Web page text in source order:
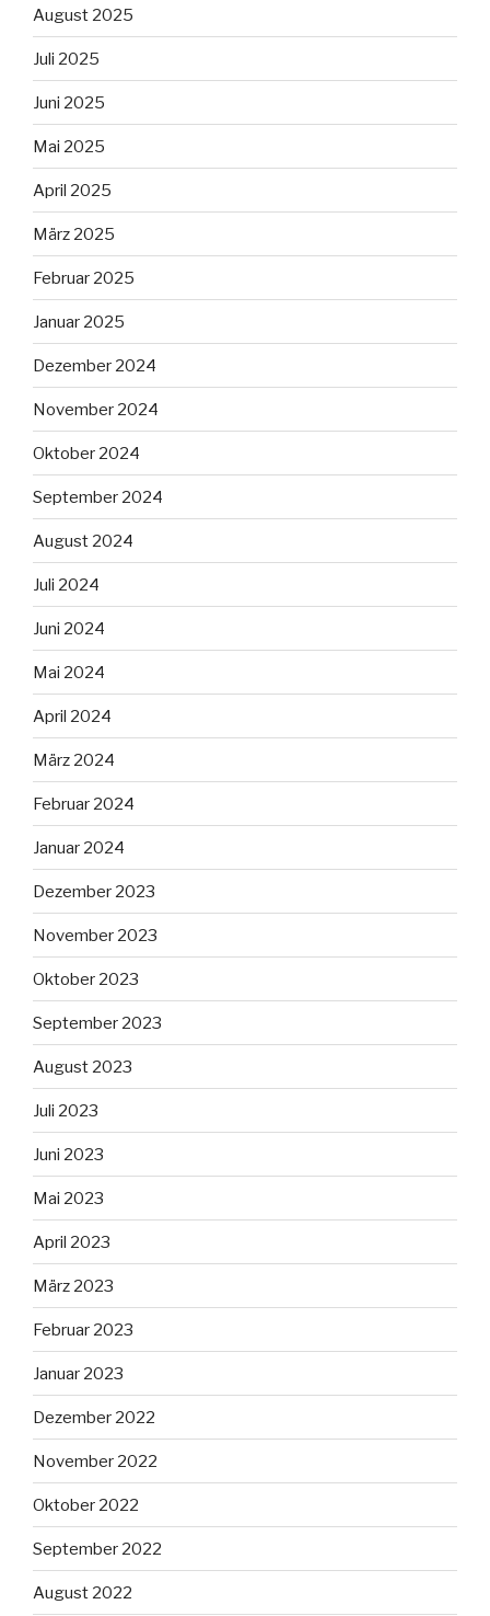
August 2025
Juli 2025
Juni 2025
Mai 2025
April 2025
März 2025
Februar 2025
Januar 2025
Dezember 2024
November 2024
Oktober 2024
September 2024
August 2024
Juli 2024
Juni 2024
Mai 2024
April 2024
März 2024
Februar 2024
Januar 2024
Dezember 2023
November 2023
Oktober 2023
September 2023
August 2023
Juli 2023
Juni 2023
Mai 2023
April 2023
März 2023
Februar 2023
Januar 2023
Dezember 2022
November 2022
Oktober 2022
September 2022
August 2022